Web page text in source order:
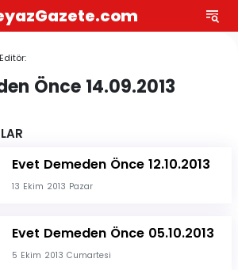
Önce 14.09.2013
Evet Demeden Önce 12.10.2013
13 Ekim 2013 Pazar
Evet Demeden Önce 05.10.2013
5 Ekim 2013 Cumartesi